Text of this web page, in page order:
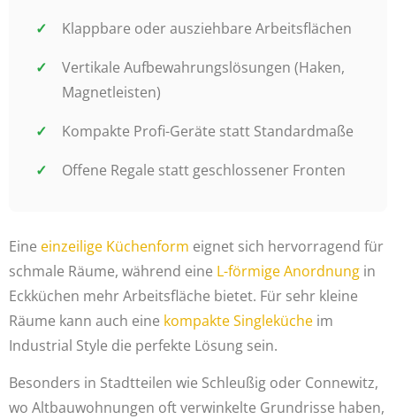
Klappbare oder ausziehbare Arbeitsflächen
Vertikale Aufbewahrungslösungen (Haken,
Magnetleisten)
Kompakte Profi-Geräte statt Standardmaße
Offene Regale statt geschlossener Fronten
Eine einzeilige Küchenform eignet sich hervorragend für
schmale Räume, während eine L-förmige Anordnung in
Eckküchen mehr Arbeitsfläche bietet. Für sehr kleine
Räume kann auch eine kompakte Singleküche im
Industrial Style die perfekte Lösung sein.
Besonders in Stadtteilen wie Schleußig oder Connewitz,
wo Altbauwohnungen oft verwinkelte Grundrisse haben,